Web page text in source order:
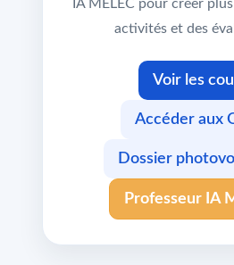
IA MELEC pour créer
activités et des
Voir les
Accéder aux
Dossier
Professeur IA